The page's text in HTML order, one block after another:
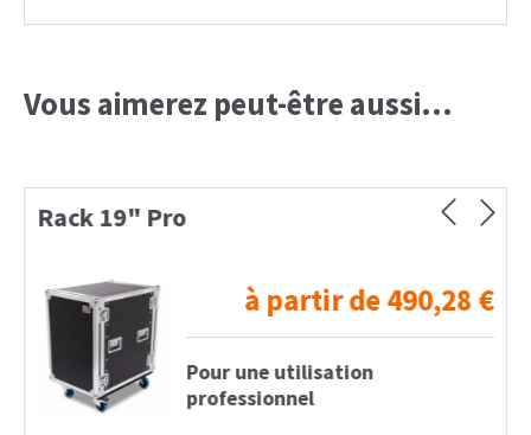
Vous aimerez peut-être aussi…
Rack 19" Pro
à partir de490,28€
Pour une utilisation
professionnel